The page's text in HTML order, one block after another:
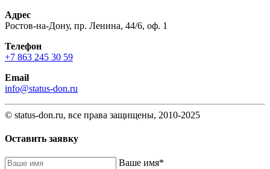
Адрес
Ростов-на-Дону, пр. Ленина, 44/6, оф. 1
Телефон
+7 863 245 30 59
Email
info@status-don.ru
© status-don.ru, все права защищены, 2010-2025
Оставить заявку
Baшe имя*